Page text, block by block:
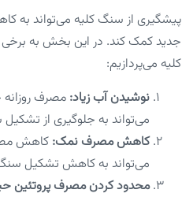
پیشگیری از سنگ کلیه می‌تواند
جدید کمک کند. در این بخش به برخی
کلیه می‌پردازیم:
نوشیدن آب زیاد:
می‌تواند به جلوگیری از
کاهش مصرف نمک: کاهش
می‌تواند به کاهش تشکیل
محدود کردن مصرف پروتئین